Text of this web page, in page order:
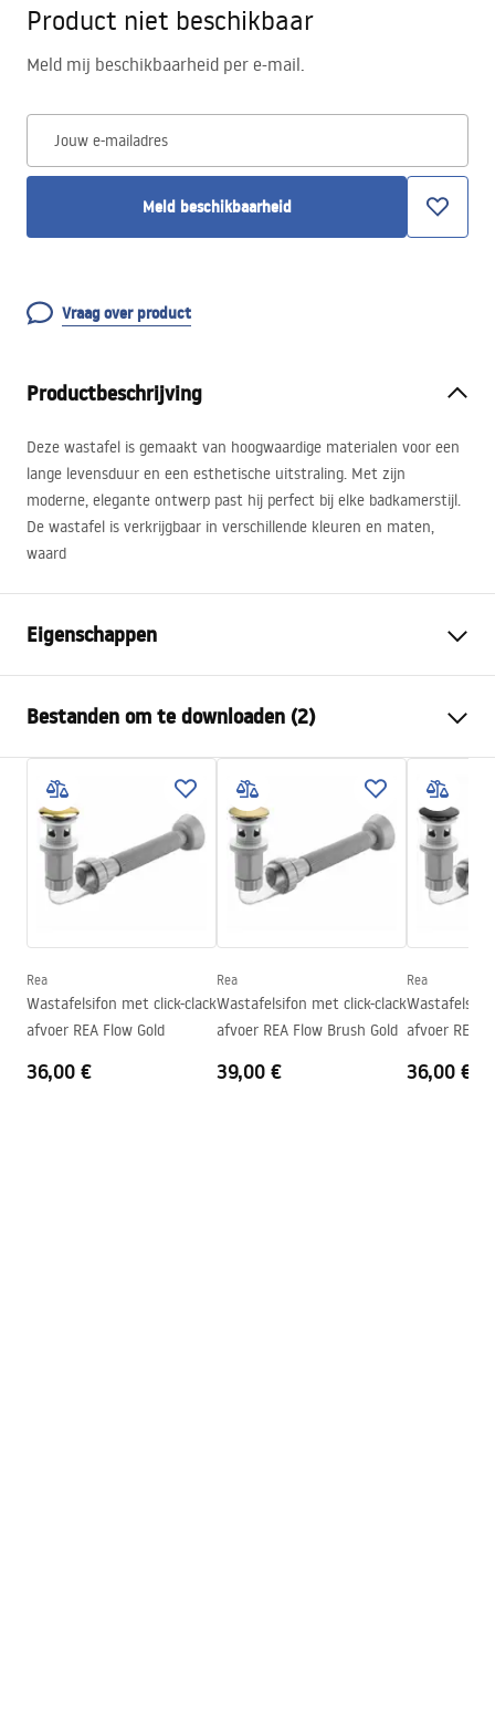
Product niet beschikbaar
Meld mij beschikbaarheid per e-mail.
Jouw e-mailadres
Meld beschikbaarheid
Vraag over product
Productbeschrijving
Deze wastafel is gemaakt van hoogwaardige materialen voor een
lange levensduur en een esthetische uitstraling. Met zijn
moderne, elegante ontwerp past hij perfect bij elke badkamerstijl.
De wastafel is verkrijgbaar in verschillende kleuren en maten,
waard
Eigenschappen
Materiaal
Sanitair keramiek
Kleur
Wit
Afwerking
Glanzend
Lengte
510
Breedte
360mm
Hoogte
130
Vorm
Kraangat
Ja
Bestanden om te downloaden (2)
Montagehandleiding
Garantievoorwaarden
Rea
Wastafelsifon met click-clack
afvoer REA Flow Gold
36,00 €
Rea
Wastafelsifon met click-clack
afvoer REA Flow Brush Gold
39,00 €
Rea
afvoer REA
36,00 €